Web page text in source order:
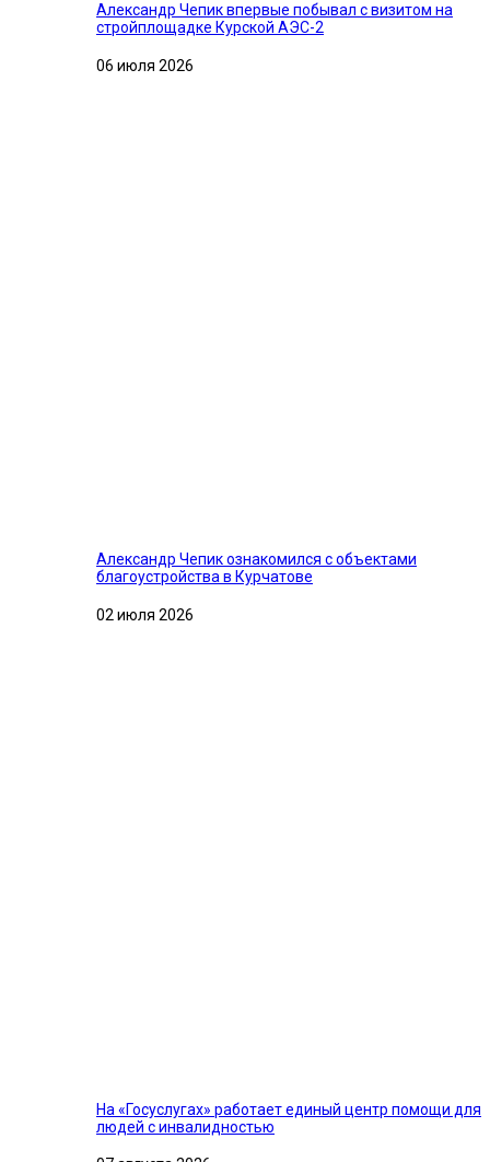
Александр Чепик впервые побывал с визитом на
стройплощадке Курской АЭС-2
06 июля 2026
Александр Чепик ознакомился с объектами
благоустройства в Курчатове
02 июля 2026
На «Госуслугах» работает единый центр помощи для
людей с инвалидностью